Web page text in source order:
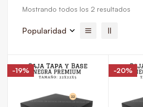
Mostrando todos los 2 resultados
Popularidad
-19% -20%